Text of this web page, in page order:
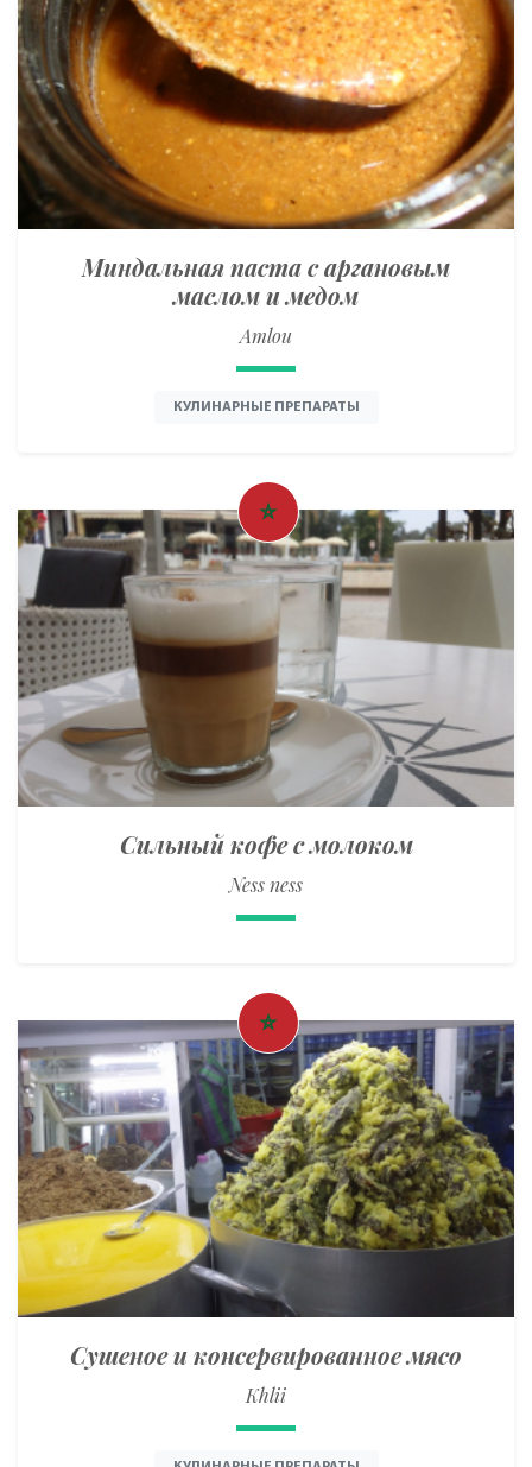
Миндальная паста с аргановым
маслом и медом
Amlou
КУЛИНАРНЫЕ ПРЕПАРАТЫ
Сильный кофе с молоком
Ness ness
Сушеное и консервированное мясо
Khlii